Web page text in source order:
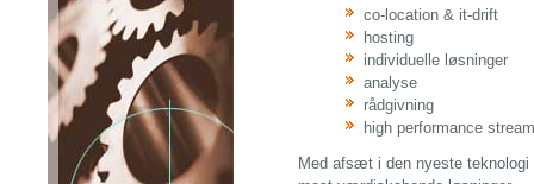
co-location & it-drift
hosting
individuelle løsninger
analyse
rådgivning
high performance
Med afsæt i den nyeste